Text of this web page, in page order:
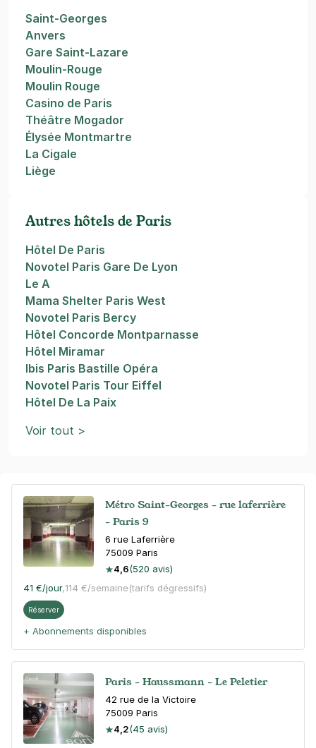
Métro Saint-Georges - rue laferrière
- Paris 9
6 rue Laferrière
75009 Paris
4,6(520 avis)
41 €/jour,114 €/semaine(tarifs dégressifs)
Réserver
+ Abonnements disponibles
Paris - Haussmann - Le Peletier
42 rue de la Victoire
75009 Paris
4,2(45 avis)
Saint-Georges
Anvers
Gare Saint-Lazare
Moulin-Rouge
Moulin Rouge
Casino de Paris
Théâtre Mogador
Élysée Montmartre
La Cigale
Liège
Autres hôtels de Paris
Hôtel De Paris
Novotel Paris Gare De Lyon
Le A
Mama Shelter Paris West
Novotel Paris Bercy
Hôtel Concorde Montparnasse
Hôtel Miramar
Ibis Paris Bastille Opéra
Novotel Paris Tour Eiffel
Hôtel De La Paix
Voir tout >